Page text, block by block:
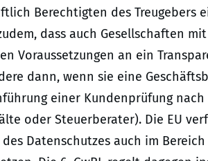
Berechtigten des Treugebers
dass auch Gesellschaften
Voraussetzungen an ein
dann, wenn sie eine
einer Kundenprüfung nach
oder Steuerberater). Die EU
Datenschutzes auch im